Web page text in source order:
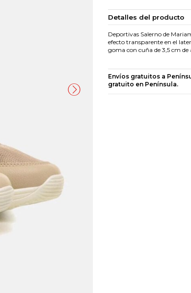
Detalles del producto
Deportivas Salerno de
efecto transparente en el
goma con cuña de 3,5 cm de
Envíos gratuitos a
gratuito en Península.